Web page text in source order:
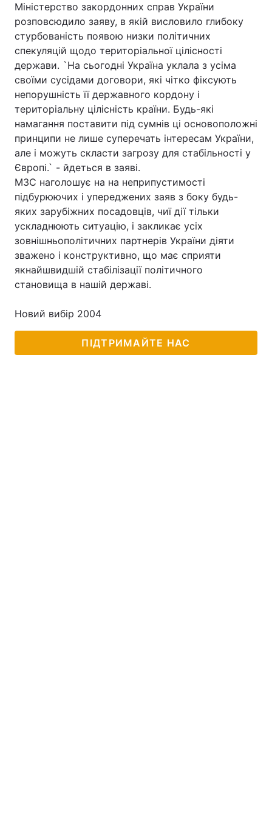
Міністерство закордонних справ України
розповсюдило заяву, в якій висловило глибоку
стурбованість появою низки політичних
спекуляцій щодо територіальної цілісності
держави. `На сьогодні Україна уклала з усіма
своїми сусідами договори, які чітко фіксують
непорушність її державного кордону і
територіальну цілісність країни. Будь-які
намагання поставити під сумнів ці основоположні
принципи не лише суперечать інтересам України,
але і можуть скласти загрозу для стабільності у
Європі.` - йдеться в заяві.
МЗС наголошує на на неприпустимості
підбурюючих і упереджених заяв з боку будь-
яких зарубіжних посадовців, чиї дії тільки
ускладнюють ситуацію, і закликає усіх
зовнішньополітичних партнерів України діяти
зважено і конструктивно, що має сприяти
якнайшвидшій стабілізації політичного
становища в нашій державі.
Новий вибір 2004
ПІДТРИМАЙТЕ НАС